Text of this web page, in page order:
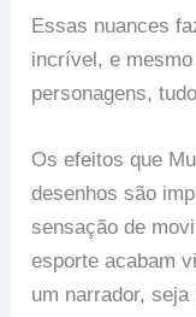
Essas nuances
incrível, e
personagens,
Os efeitos que
desenhos são
sensação de
esporte acabam
um narrador,